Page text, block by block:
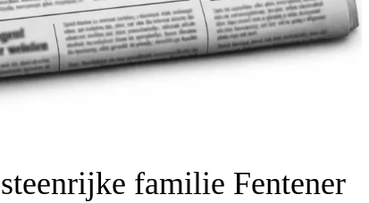
familie Fentener